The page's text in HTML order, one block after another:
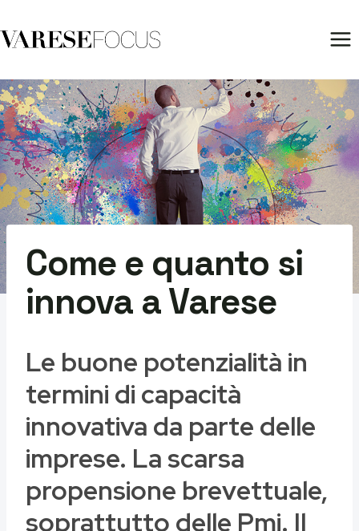
al
Come e quanto si
innova a Varese
Le buone potenzialità in
termini di capacità
innovativa da parte delle
imprese. La scarsa
propensione brevettuale,
soprattutto delle Pmi. Il